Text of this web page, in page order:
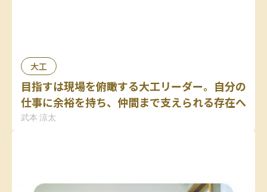
大工
目指すは現場を俯瞰する大工リーダー。自分の
仕事に余裕を持ち、仲間まで支えられる存在へ
武本 涼太